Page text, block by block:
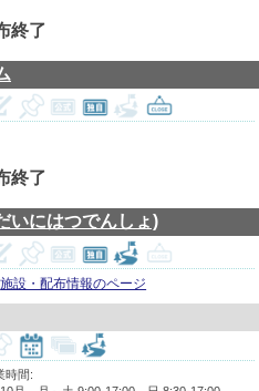
終了
終了
いにはつでんしょ)
施設・配布情報のページ
時間: